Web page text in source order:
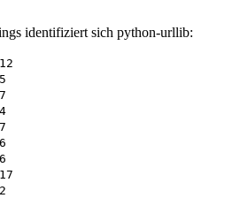
identifiziert sich python-urllib: